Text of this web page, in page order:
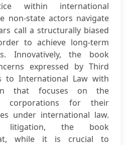
within international
non-state actors navigate
call a structurally biased
to achieve long-term
Innovatively, the book
expressed by Third
to International Law with
that focuses on the
corporations for their
under international law.
litigation, the book
while it is crucial to